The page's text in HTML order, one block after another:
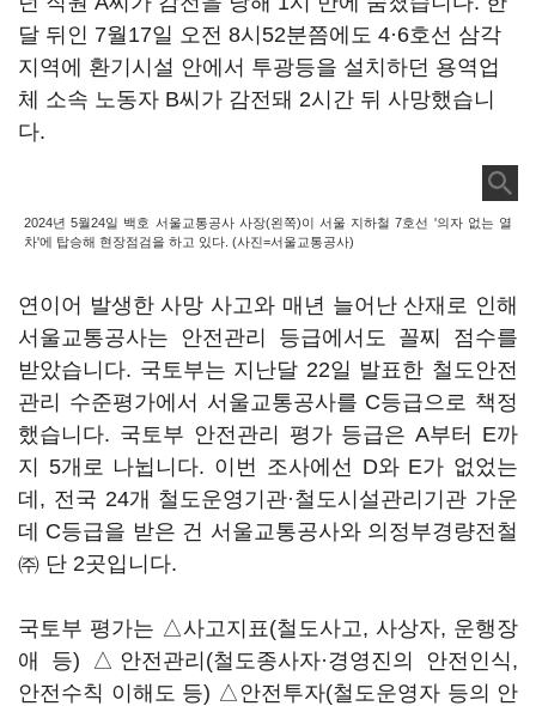
달 뒤인 7월17일 오전 8시52분쯤에도 4·6호선 삼각
지역에 환기시설 안에서 투광등을 설치하던 용역업
체 소속 노동자 B씨가 감전돼 2시간 뒤 사망했습니
다.
2024년 5월24일 백호 서울교통공사 사장(왼쪽)이 서울 지하철 7호선 '의자 없는 열
차'에 탑승해 현장점검을 하고 있다. (사진=서울교통공사)
연이어 발생한 사망 사고와 매년 늘어난 산재로 인해
서울교통공사는 안전관리 등급에서도 꼴찌 점수를
받았습니다. 국토부는 지난달 22일 발표한 철도안전
관리 수준평가에서 서울교통공사를 C등급으로 책정
했습니다. 국토부 안전관리 평가 등급은 A부터 E까
지 5개로 나뉩니다. 이번 조사에선 D와 E가 없었는
데, 전국 24개 철도운영기관·철도시설관리기관 가운
데 C등급을 받은 건 서울교통공사와 의정부경량전철
㈜ 단 2곳입니다.
국토부 평가는 △사고지표(철도사고, 사상자, 운행장
애 등) △안전관리(철도종사자·경영진의 안전인식,
안전수칙 이해도 등) △안전투자(철도운영자 등의 안